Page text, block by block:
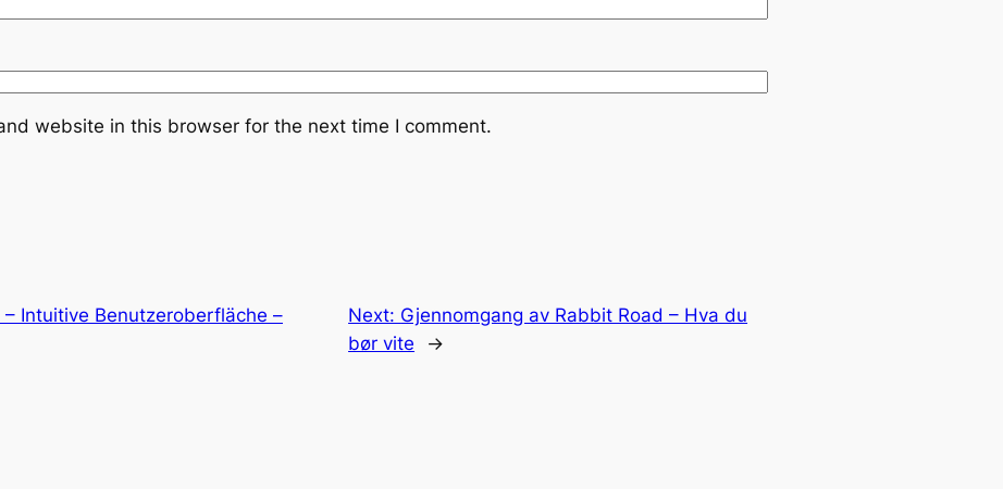
website in this browser for the next time I comment.
– Intuitive Benutzeroberfläche –
Next: Gjennomgang av Rabbit Road – Hva du
bør vite
→